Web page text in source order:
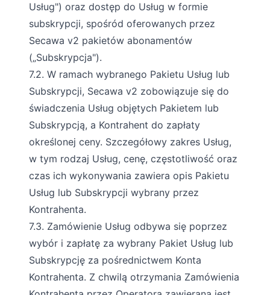
Usług") oraz dostęp do Usług w formie
subskrypcji, spośród oferowanych przez
Secawa v2 pakietów abonamentów
(„Subskrypcja").
7.2. W ramach wybranego Pakietu Usług lub
Subskrypcji, Secawa v2 zobowiązuje się do
świadczenia Usług objętych Pakietem lub
Subskrypcją, a Kontrahent do zapłaty
określonej ceny. Szczegółowy zakres Usług,
w tym rodzaj Usług, cenę, częstotliwość oraz
czas ich wykonywania zawiera opis Pakietu
Usług lub Subskrypcji wybrany przez
Kontrahenta.
7.3. Zamówienie Usług odbywa się poprzez
wybór i zapłatę za wybrany Pakiet Usług lub
Subskrypcję za pośrednictwem Konta
Kontrahenta. Z chwilą otrzymania Zamówienia